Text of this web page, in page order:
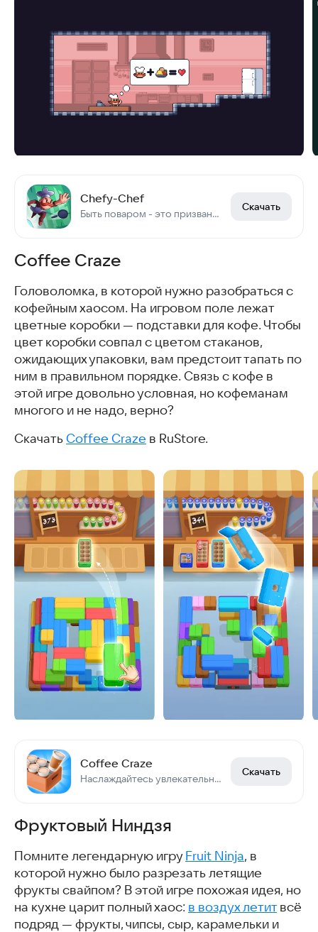
Chefy-Chef
Быть поваром - это призвание!
Скачать
Coffee Craze
Головоломка, в которой нужно разобраться с
кофейным хаосом. На игровом поле лежат
цветные коробки — подставки для кофе. Чтобы
цвет коробки совпал с цветом стаканов,
ожидающих упаковки, вам предстоит тапать по
ним в правильном порядке. Связь с кофе в
этой игре довольно условная, но кофеманам
многого и не надо, верно?
Скачать Coffee Craze в RuStore.
Coffee Craze
Наслаждайтесь увлекательной игрой по сортировке кофе
Скачать
Фруктовый Ниндзя
Помните легендарную игру Fruit Ninja, в
которой нужно было разрезать летящие
фрукты свайпом? В этой игре похожая идея, но
на кухне царит полный хаос: в воздух летитвсё
подряд — фрукты, чипсы, сыр, карамельки и